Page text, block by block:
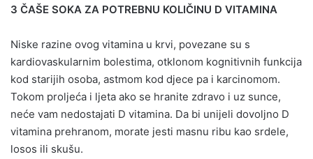
3 ČAŠE SOKA ZA POTREBNU KOLIČINU D VITAMINA
Niske razine ovog vitamina u krvi, povezane su s
kardiovaskularnim bolestima, otklonom kognitivnih funkcija
kod starijih osoba, astmom kod djece pa i karcinomom.
Tokom proljeća i ljeta ako se hranite zdravo i uz sunce,
neće vam nedostajati D vitamina. Da bi unijeli dovoljno D
vitamina prehranom, morate jesti masnu ribu kao srdele,
losos ili skušu.